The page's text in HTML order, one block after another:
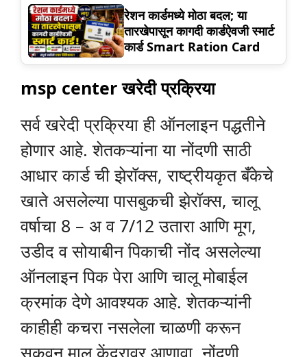
रेशन कार्डमध्ये मोठा बदल; या
तारखेपासून कागदी कार्डऐवजी स्मार्ट
कार्ड Smart Ration Card
msp center खरेदी प्रक्रिया
सर्व खरेदी प्रक्रिया ही ऑनलाइन पद्धतीने
होणार आहे. शेतकऱ्यांना या नोंदणी साठी
आधार कार्ड ची झेरॉक्स, राष्ट्रीयकृत बँकेचे
खाते असलेल्या पासबुकची झेरॉक्स, चालू
वर्षाचा 8 – अ व 7/12 उतारा आणि मूग,
उडीद व सोयाबीन पिकाची नोंद असलेल्या
ऑनलाइन पिक पेरा आणि चालू मोबाईल
क्रमांक देणे आवश्यक आहे. शेतकऱ्यांनी
काहीही कचरा नसलेला चाळणी करून